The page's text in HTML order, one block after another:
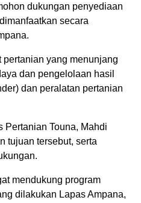
dukungan penyediaan
secara
pertanian yang menunjang
dan pengelolaan hasil
dan peralatan pertanian
Pertanian Touna, Mahdi
tujuan tersebut, serta
mendukung program
dilakukan Lapas Ampana,